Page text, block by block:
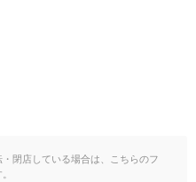
閉店している場合は、こちらのフ